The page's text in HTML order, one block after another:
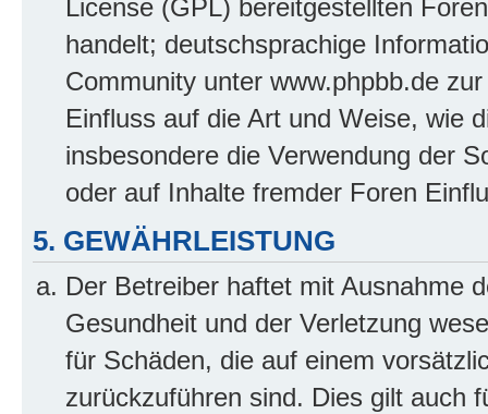
License (GPL) bereitgestellten
handelt; deutschsprachige
Community unter www.phpbb.de
Einfluss auf die Art und Weise, wie
insbesondere die Verwendung der
oder auf Inhalte fremder Foren
5. GEWÄHRLEISTUNG
Der Betreiber haftet mit Ausnahme
Gesundheit und der Verletzung
für Schäden, die auf einem
zurückzuführen sind. Dies gilt auch